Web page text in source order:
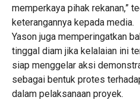
memperkaya pihak rekanan,”
keterangannya kepada media.
Yason juga memperingatkan
tinggal diam jika kelalaian ini
siap menggelar aksi
sebagai bentuk protes
dalam pelaksanaan proyek.